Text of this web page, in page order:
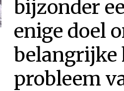
bijzonder
enige doel
belangrijke
probleem